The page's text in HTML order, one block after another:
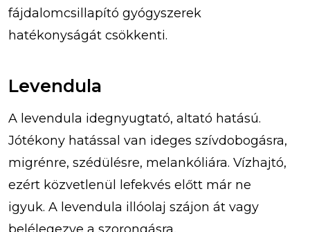
fájdalomcsillapító gyógyszerek
hatékonyságát csökkenti.
Levendula
A levendula idegnyugtató, altató hatású.
Jótékony hatással van ideges szívdobogásra,
migrénre, szédülésre, melankóliára. Vízhajtó,
ezért közvetlenül lefekvés előtt már ne
igyuk. A levendula illóolaj szájon át vagy